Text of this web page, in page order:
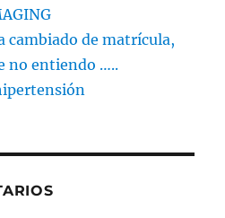
cambiado de matrícula,
no entiendo …..